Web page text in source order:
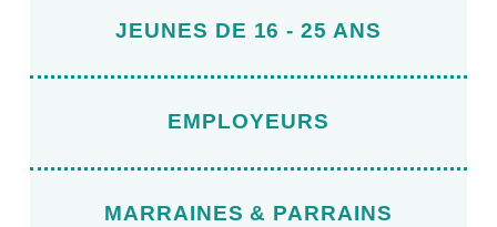
JEUNES DE 16 - 25 ANS
EMPLOYEURS
MARRAINES & PARRAINS